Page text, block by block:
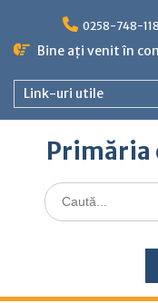
content
0258-748-118
Bine ați venit în
Link-uri utile
Primăria
Caută
for: